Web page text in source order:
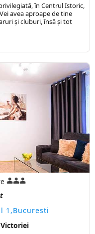
în Centrul Istoric,
avea aproape de tine
și cluburi, însă și tot
1,Bucuresti